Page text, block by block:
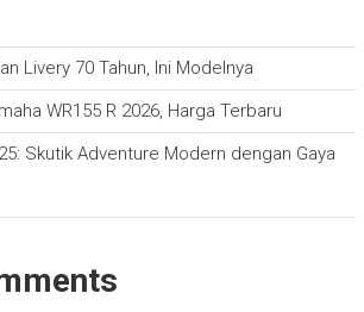
Livery 70 Tahun, Ini Modelnya
WR155 R 2026, Harga Terbaru
Skutik Adventure Modern dengan Gaya